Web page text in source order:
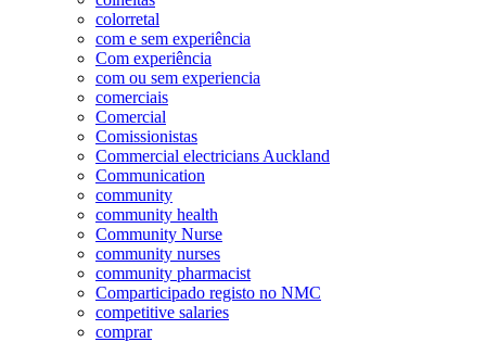
colorretal
com e sem experiência
Com experiência
com ou sem experiencia
comerciais
Comercial
Comissionistas
Commercial electricians Auckland
Communication
community
community health
Community Nurse
community nurses
community pharmacist
Comparticipado registo no NMC
competitive salaries
comprar